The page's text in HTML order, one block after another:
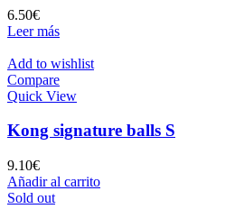
6.50€
Leer más
Add to wishlist
Compare
Quick View
Kong signature balls S
9.10€
Añadir al carrito
Sold out